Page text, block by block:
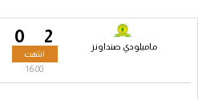
دوري أبطال أوروبا 2 ماميلودي صنداونز 0
انتهت
16:00